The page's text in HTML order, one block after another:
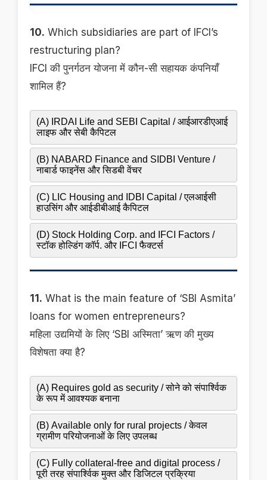
10. Which subsidiaries are part of IFCI’s
restructuring plan?
IFCI की पुनर्गठन योजना में कौन-सी सहायक कंपनियाँ
शामिल हैं?
(A) IRDAI Life and SEBI Capital / आईआरडीएआई
लाइफ और सेबी कैपिटल
(B) NABARD Finance and SIDBI Venture /
नाबार्ड फाइनेंस और सिडबी वेंचर
(C) LIC Housing and IDBI Capital / एलआईसी
हाउसिंग और आईडीबीआई कैपिटल
(D) Stock Holding Corp. and IFCI Factors /
स्टॉक होल्डिंग कॉर्प. और IFCI फैक्टर्स
11. What is the main feature of ‘SBI Asmita’
loans for women entrepreneurs?
महिला उद्यमियों के लिए ‘SBI अस्मिता’ ऋण की मुख्य
विशेषता क्या है?
(A) Requires gold as security / सोने को संपार्श्विक
के रूप में आवश्यक बनाना
(B) Available only for rural projects / केवल
ग्रामीण परियोजनाओं के लिए उपलब्ध
(C) Fully collateral-free and digital process /
पूरी तरह संपार्श्विक मुक्त और डिजिटल प्रक्रिया